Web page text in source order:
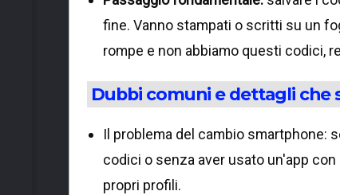
fine. Vanno stampati o scritti su un
rompe e non abbiamo questi codici,
Dubbi comuni e dettagli che
Il problema del cambio smartphone:
codici o senza aver usato un'app
propri profili.